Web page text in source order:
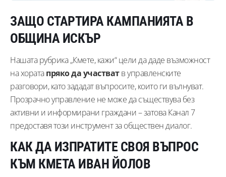
ЗАЩО СТАРТИРА КАМПАНИЯТА В
ОБЩИНА ИСКЪР
Нашата рубрика „Кмете, кажи“ цели да даде възможност
на хоратапряко да участватв управленските
разговори, като зададат въпросите, които ги вълнуват.
Прозрачно управление не може да съществува без
активни и информирани граждани – затова Канал 7
предоставя този инструмент за обществен диалог.
КАК ДА ИЗПРАТИТЕ СВОЯ ВЪПРОС
КЪМ КМЕТА ИВАН ЙОЛОВ